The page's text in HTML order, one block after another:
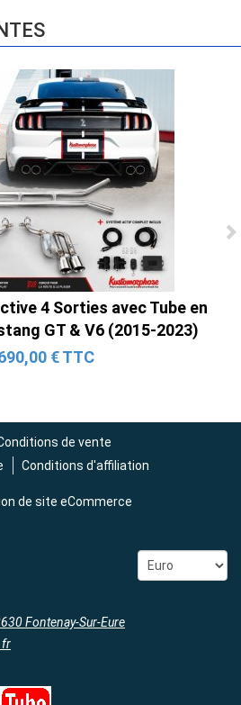
(2004-2010)
€ TTC
4 Sorties avec Tube en
GT & V6 (2015-2023)
€ TTC
de vente
Conditions d'affiliation
de site eCommerce
Fontenay-Sur-Eure